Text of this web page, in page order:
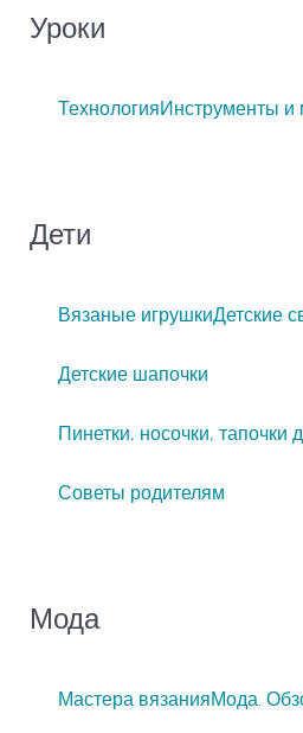
Уроки
ТехнологияИнструменты и
Дети
Вязаные игрушкиДетские
Детские шапочки
Пинетки, носочки, тапочки
Советы родителям
Мода
Мастера вязанияМода.